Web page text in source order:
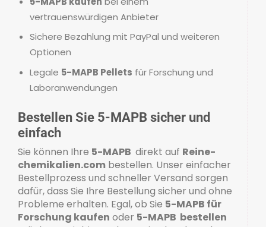
vertrauenswürdigen Anbieter
Sichere Bezahlung mit PayPal und weiteren
Optionen
Legale 5-MAPB Pellets für Forschung und
Laboranwendungen
Bestellen Sie 5-MAPB sicher und
einfach
Sie können Ihre 5-MAPB direkt auf Reine-
chemikalien.com bestellen. Unser einfacher
Bestellprozess und schneller Versand sorgen
dafür, dass Sie Ihre Bestellung sicher und ohne
Probleme erhalten. Egal, ob Sie 5-MAPB für
Forschung kaufen oder 5-MAPB bestellen